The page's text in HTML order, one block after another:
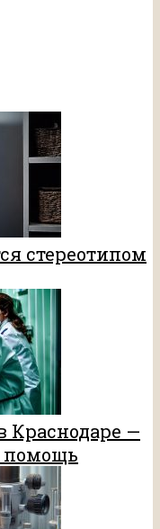
стереотипом
Краснодаре —
помощь